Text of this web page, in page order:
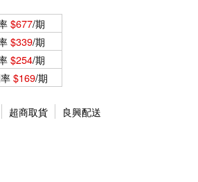
$677/期
$339/期
$254/期
$169/期
超商取貨 良興配送